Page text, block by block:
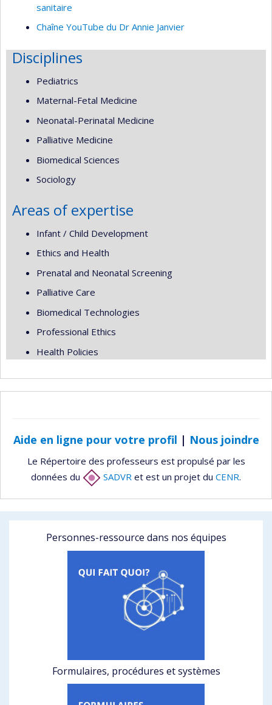
sanitaire
Chaîne YouTube du Dr Annie Janvier
Disciplines
Pediatrics
Maternal-Fetal Medicine
Neonatal-Perinatal Medicine
Palliative Medicine
Biomedical Sciences
Sociology
Areas of expertise
Infant / Child Development
Ethics and Health
Prenatal and Neonatal Screening
Palliative Care
Biomedical Technologies
Professional Ethics
Health Policies
Aide en ligne pour votre profil | Nous joindre
Le Répertoire des professeurs est propulsé par les
données du
SADVR et est un projet du CENR.
Personnes-ressource dans nos équipes
Formulaires, procédures et systèmes